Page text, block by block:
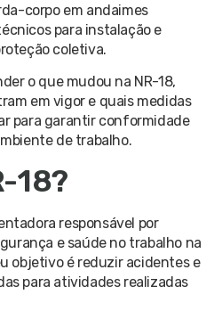
corpo em andaimes
para instalação e
coletiva.
o que mudou na NR-18,
em vigor e quais medidas
para garantir conformidade
de trabalho.
18?
responsável por
e saúde no trabalho na
objetivo é reduzir acidentes e
para atividades realizadas